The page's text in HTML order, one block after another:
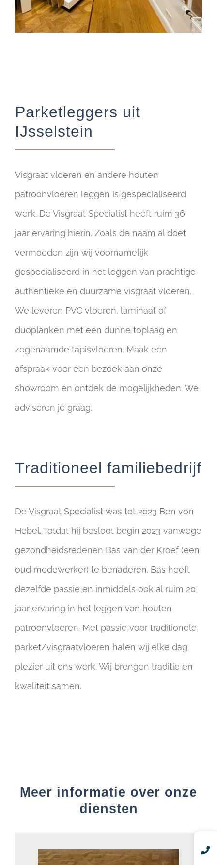
Parketleggers uit
IJsselstein
Visgraat vloeren en andere houten
patroonvloeren leggen is gespecialiseerd
werk. De Visgraat Specialist heeft ruim 36
jaar ervaring hierin. Zoals de naam al doet
vermoeden zijn wij voornamelijk
gespecialiseerd in het leggen van prachtige
authentieke en duurzame visgraat vloeren.
We leveren PVC vloeren, laminaat of
duoplanken met een dunne toplaag en
zogenaamde tapisvloeren. Maak een
afspraak voor een bezoek aan onze
showroom en ontdek de mogelijkheden. We
adviseren je graag.
Traditioneel familiebedrijf
De Visgraat Specialist was tot 2023 Ben von
Hebel. Totdat hij besloot begin 2023 vanwege
gezondheidsredenen Bas van der Kroef (een
oud medewerker) te benaderen. Bas heeft
dezelfde passie en inmiddels ook al ruim 20
jaar ervaring in het leggen van houten
patroonvloeren. Met passie voor traditionele
parket/visgraatvloeren halen wij elke dag
plezier uit ons werk. Wij brengen traditie en
kwaliteit samen.
Meer informatie over onze
diensten